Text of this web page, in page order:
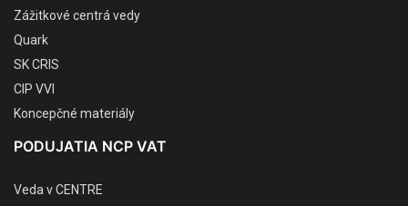
Zážitkové centrá vedy
Quark
SK CRIS
CIP VVI
Koncepčné materiály
PODUJATIA NCP VAT
Veda v CENTRE